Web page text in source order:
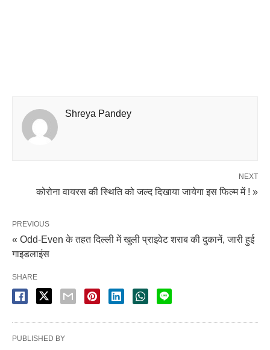
Shreya Pandey
NEXT
कोरोना वायरस की स्थिति को जल्द दिखाया जायेगा इस फिल्म में ! »
PREVIOUS
« Odd-Even के तहत दिल्ली में खुली प्राइवेट शराब की दुकानें, जारी हुई
गाइडलाइंस
SHARE
PUBLISHED BY